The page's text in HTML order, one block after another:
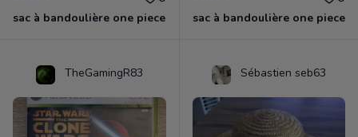
sac à bandoulière one piece sac à bandoulière one piece
TheGamingR83 Sébastien seb63